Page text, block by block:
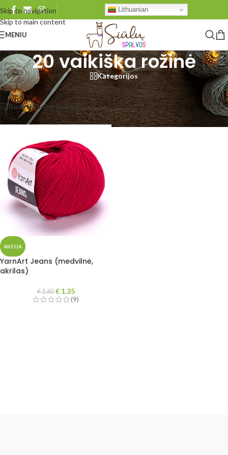
Skip to navigation
Skip to main content
Lithuanian
MENIU
20 vaikiška rožinė
Kategorijos
Pradžia/Produkto YarnArt Jeans/20 vaikiška rožinė Rezultatų: 1
Rodyti šoninę juostą Rodyti 48 96 Visi
AKCIJA
YarnArt Jeans (medvilnė,
akrilas)
€1.60 €1.35
(9)